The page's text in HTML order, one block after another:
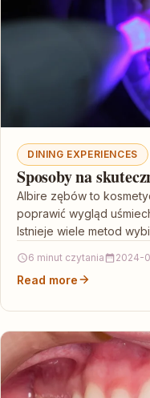
DINING EXPERIENCES
Sposoby na
Albire zębów to
poprawić wygląd
Istnieje wiele metod
6 minut czytania 2024-
Read more